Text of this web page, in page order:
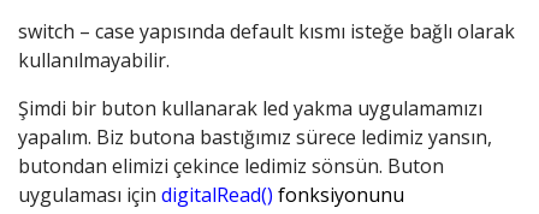
switch – case yapısında default kısmı isteğe bağlı olarak
kullanılmayabilir.
Şimdi bir buton kullanarak led yakma uygulamamızı
yapalım. Biz butona bastığımız sürece ledimiz yansın,
butondan elimizi çekince ledimiz sönsün. Buton
uygulaması için digitalRead() fonksiyonunu